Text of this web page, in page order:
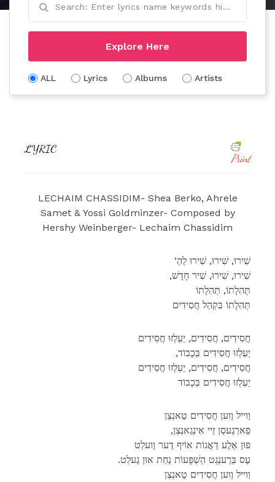
Explore Here
ALL Lyrics Albums Artists
LYRIC
Print
LECHAIM CHASSIDIM- Shea Berko, Ahrele
Samet & Yossi Goldminzer- Composed by
Hershy Weinberger- Lechaim Chassidim
‘שִׁירוּ, שִׁירוּ, שִׁירוּ לַהַ
,שִׁירוּ, שִׁירוּ, שִׁיר חָדָשׁ
תְּהִלָתוֹ, תְּהִלָתוֹ
תְּהִלָתוֹ בִּקְהַל חֲסִידִים
חֲסִידִים, חֲסִידִים, יַעְלְזוּ חֲסִידִים
,יַעְלְזוּ חֲסִידִים בְּכָבוֹד
חֲסִידִים, חֲסִידִים, יַעְלְזוּ חֲסִידִים
יַעְלְזוּ חֲסִידִים בְּכָבוֹד
וַוייל וֶוען חֲסִידִים טַאנְצְן
,פַארְגֶעסְן זַיי אִינְגַאנְצְן
פוּן אַלֶע דַאֲגוֹת אוֹיף דֶער וֶועלְט
.עֶס בְּרֶענְגְט הַשְׁפָּעוֹת נַחַת אוּן גֶעלְט
וַוייל וֶוען חֲסִידִים טַאנְצְן